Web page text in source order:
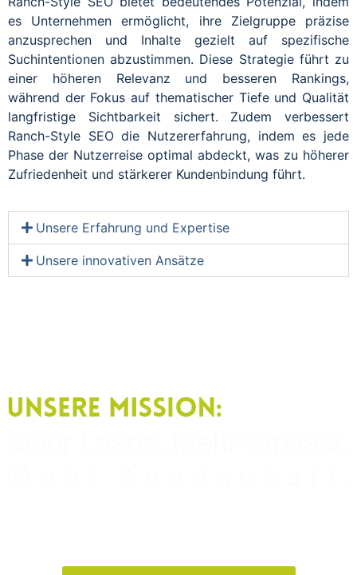
es Unternehmen ermöglicht, ihre Zielgruppe präzise
anzusprechen und Inhalte gezielt auf spezifische
Suchintentionen abzustimmen. Diese Strategie führt zu
einer höheren Relevanz und besseren Rankings,
während der Fokus auf thematischer Tiefe und Qualität
langfristige Sichtbarkeit sichert. Zudem verbessert
Ranch-Style SEO die Nutzererfahrung, indem es jede
Phase der Nutzerreise optimal abdeckt, was zu höherer
Zufriedenheit und stärkerer Kundenbindung führt.
Unsere Erfahrung und Expertise
Unsere innovativen Ansätze